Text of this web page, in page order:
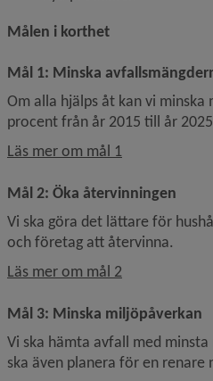
Målen i korthet
Mål 1: Minska
Om alla hjälps åt kan vi minska
procent från år 2015 till år
Läs mer om mål 1
Mål 2: Öka återvinningen
Vi ska göra det lättare för
och företag att återvinna.
Läs mer om mål 2
Mål 3: Minska miljöpåverkan
Vi ska hämta avfall med
ska även planera för en renare